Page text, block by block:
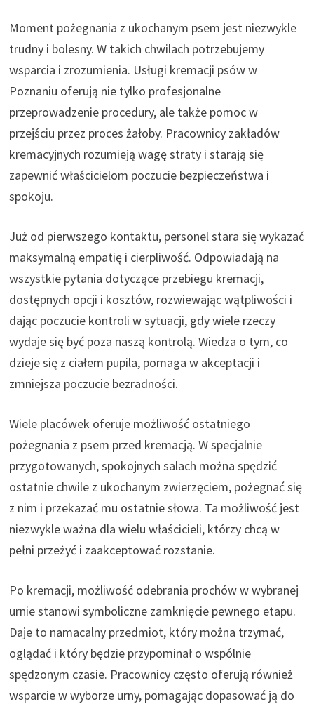
Moment pożegnania z ukochanym psem jest niezwykle
trudny i bolesny. W takich chwilach potrzebujemy
wsparcia i zrozumienia. Usługi kremacji psów w
Poznaniu oferują nie tylko profesjonalne
przeprowadzenie procedury, ale także pomoc w
przejściu przez proces żałoby. Pracownicy zakładów
kremacyjnych rozumieją wagę straty i starają się
zapewnić właścicielom poczucie bezpieczeństwa i
spokoju.
Już od pierwszego kontaktu, personel stara się wykazać
maksymalną empatię i cierpliwość. Odpowiadają na
wszystkie pytania dotyczące przebiegu kremacji,
dostępnych opcji i kosztów, rozwiewając wątpliwości i
dając poczucie kontroli w sytuacji, gdy wiele rzeczy
wydaje się być poza naszą kontrolą. Wiedza o tym, co
dzieje się z ciałem pupila, pomaga w akceptacji i
zmniejsza poczucie bezradności.
Wiele placówek oferuje możliwość ostatniego
pożegnania z psem przed kremacją. W specjalnie
przygotowanych, spokojnych salach można spędzić
ostatnie chwile z ukochanym zwierzęciem, pożegnać się
z nim i przekazać mu ostatnie słowa. Ta możliwość jest
niezwykle ważna dla wielu właścicieli, którzy chcą w
pełni przeżyć i zaakceptować rozstanie.
Po kremacji, możliwość odebrania prochów w wybranej
urnie stanowi symboliczne zamknięcie pewnego etapu.
Daje to namacalny przedmiot, który można trzymać,
oglądać i który będzie przypominał o wspólnie
spędzonym czasie. Pracownicy często oferują również
wsparcie w wyborze urny, pomagając dopasować ją do